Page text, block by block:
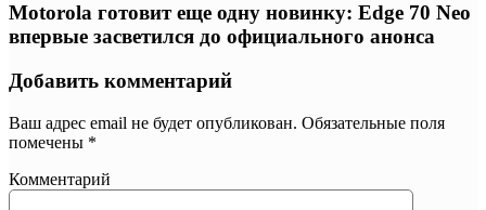
Motorola готовит еще одну новинку: Edge 70 Neo
впервые засветился до официального анонса
Добавить комментарий
Ваш адрес email не будет опубликован. Обязательные поля
помечены *
Комментарий